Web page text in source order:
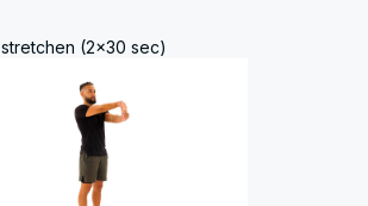
(2x30 sec)